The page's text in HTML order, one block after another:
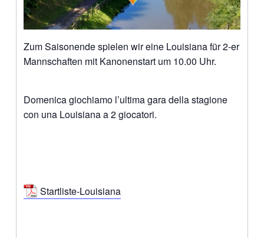
Zum Saisonende spielen wir eine Louisiana für 2-er
Mannschaften mit Kanonenstart um 10.00 Uhr.
Domenica giochiamo l’ultima gara della stagione
con una Louisiana a 2 giocatori.
Startliste-Louisiana